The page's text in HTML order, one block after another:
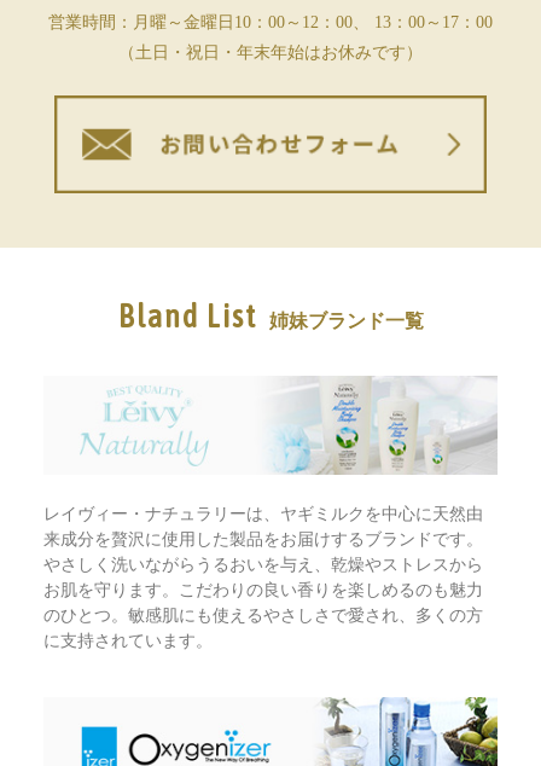
営業時間：月曜～金曜日10：00～12：00、 13：00～17：00
（土日・祝日・年末年始はお休みです）
Bland List 姉妹ブランド一覧
レイヴィー・ナチュラリーは、ヤギミルクを中心に天然由
来成分を贅沢に使用した製品をお届けするブランドです。
やさしく洗いながらうるおいを与え、乾燥やストレスから
お肌を守ります。こだわりの良い香りを楽しめるのも魅力
のひとつ。敏感肌にも使えるやさしさで愛され、多くの方
に支持されています。